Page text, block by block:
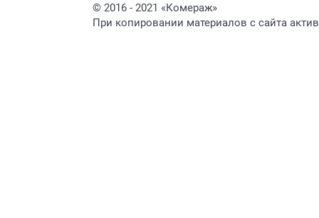
© 2016 - 2021 «Комераж»
При копировании материалов с сайта